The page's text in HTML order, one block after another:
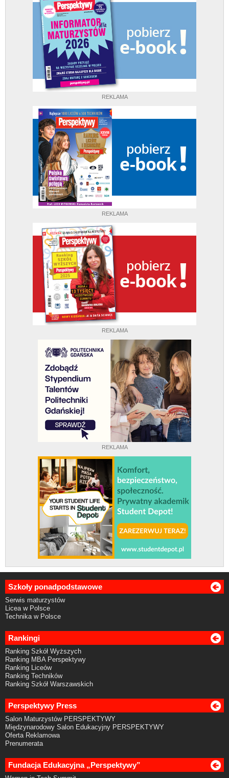
REKLAMA
REKLAMA
REKLAMA
REKLAMA
Szkoły ponadpodstawowe
Serwis maturzystów
Licea w Polsce
Technika w Polsce
Rankingi
Ranking Szkół Wyższych
Ranking MBA Perspektywy
Ranking Liceów
Ranking Techników
Ranking Szkół Warszawskich
Perspektywy Press
Salon Maturzystów PERSPEKTYWY
Międzynarodowy Salon Edukacyjny PERSPEKTYWY
Oferta Reklamowa
Prenumerata
Fundacja Edukacyjna „Perspektywy”